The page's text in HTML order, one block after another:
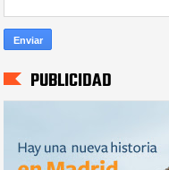
PUBLICIDAD